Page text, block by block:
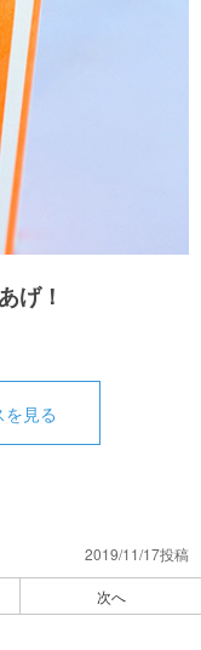
げ！
見る
2019/11/17投稿
次へ